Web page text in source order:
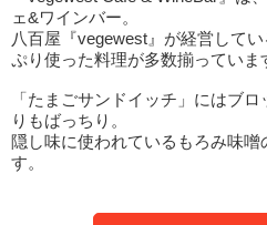
ェ&ワインバー。
八百屋『vegewest』が経営して
ぷり使った料理が多数揃っていま
「たまごサンドイッチ」にはブ
りもばっちり。
隠し味に使われているもろみ味
す。